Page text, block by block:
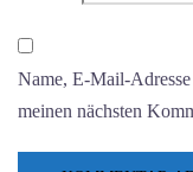
Name, E-Mail-
meinen nächsten